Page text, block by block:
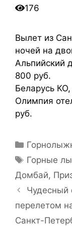
176
Вылет из
ночей на
Альпийский
800 руб.
Беларусь
Олимпия
руб.
Горные
Домбай,
Чудесный
перелетом
Санкт-